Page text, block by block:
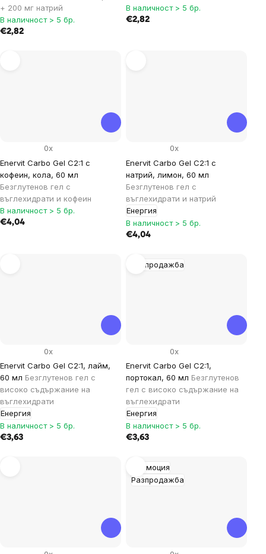
+ 200 мг натрий
В наличност > 5 бр.
€2,82
В наличност > 5 бр.
€2,82
Enervit Carbo Gel C2:1 с
кофеин, кола, 60 мл
Безглутенов гел с
въглехидрати и кофеин
0x
В наличност > 5 бр.
€4,04
Enervit Carbo Gel C2:1 с
натрий, лимон, 60 мл
Безглутенов гел с
въглехидрати и натрий
Енергия
0x
В наличност > 5 бр.
€4,04
Enervit Carbo Gel C2:1, лайм,
60 мл Безглутенов гел с
високо съдържание на
въглехидрати
Енергия
0x
В наличност > 5 бр.
€3,63
Разпродажба
Enervit Carbo Gel C2:1,
портокал, 60 мл Безглутенов
гел с високо съдържание на
въглехидрати
Енергия
0x
В наличност > 5 бр.
€3,63
Промоция
Разпродажба